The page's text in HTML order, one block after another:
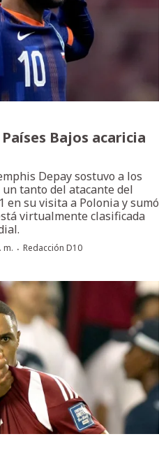
Bajos acaricia
Depay sostuvo a los
un tanto del atacante del
en su visita a Polonia y sumó
virtualmente clasificada
m. ·Redacción D10